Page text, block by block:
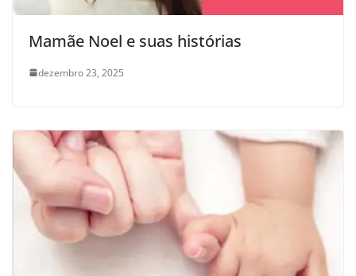
Mamãe Noel e suas histórias
dezembro 23, 2025